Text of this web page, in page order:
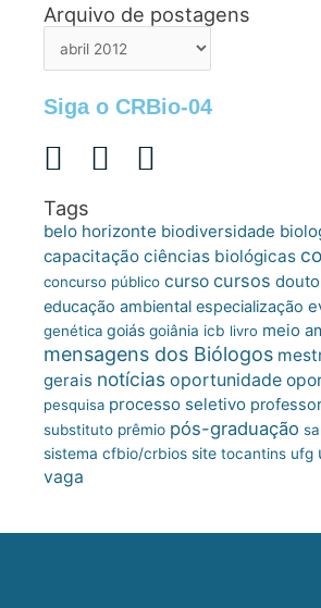
Arquivo de postagens
Arquivo
Siga o CRBio-04
Tags
belo horizonte biodiversidade
capacitação ciências biológicas
concurso público curso cursos
educação ambiental especialização
genética goiás goiânia icb livro meio
mensagens dos Biólogos
gerais notícias oportunidade
pesquisa processo seletivo professor
substituto prêmio pós-graduação
sistema cfbio/crbios site tocantins ufg
vaga